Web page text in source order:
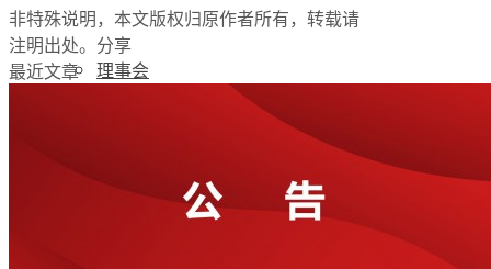
理事会
非特殊说明，本文版权归原作者所有，转载请
注明出处。 分享
最近文章